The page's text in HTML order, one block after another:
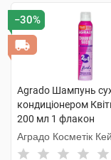
−30%
Agrado Шампунь
кондиціонером
200 мл 1 флакон
Аградо Косметік
С.Л.У.